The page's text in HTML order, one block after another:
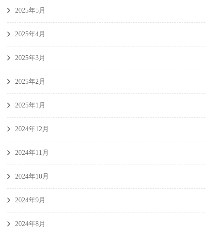
2025年5月
2025年4月
2025年3月
2025年2月
2025年1月
2024年12月
2024年11月
2024年10月
2024年9月
2024年8月